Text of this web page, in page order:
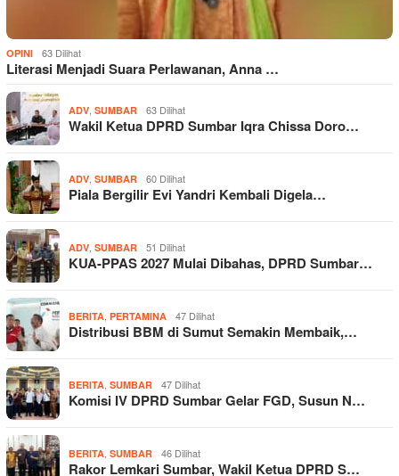
OPINI 63 Dilihat
Literasi Menjadi Suara Perlawanan, Anna …
ADV SUMBAR 63 Dilihat
Wakil Ketua DPRD Sumbar Iqra Chissa Doro…
ADV SUMBAR 60 Dilihat
Piala Bergilir Evi Yandri Kembali Digela…
ADV SUMBAR 51 Dilihat
KUA-PPAS 2027 Mulai Dibahas, DPRD Sumbar…
BERITA PERTAMINA 47 Dilihat
Distribusi BBM di Sumut Semakin Membaik,…
BERITA SUMBAR 47 Dilihat
Komisi IV DPRD Sumbar Gelar FGD, Susun N…
BERITA SUMBAR 46 Dilihat
Rakor Lemkari Sumbar, Wakil Ketua DPRD S…